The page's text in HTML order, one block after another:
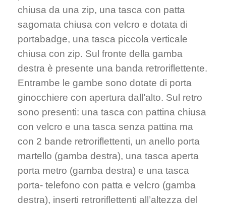
chiusa da una zip, una tasca con patta
sagomata chiusa con velcro e dotata di
portabadge, una tasca piccola verticale
chiusa con zip. Sul fronte della gamba
destra è presente una banda retroriflettente.
Entrambe le gambe sono dotate di porta
ginocchiere con apertura dall’alto. Sul retro
sono presenti: una tasca con pattina chiusa
con velcro e una tasca senza pattina ma
con 2 bande retroriflettenti, un anello porta
martello (gamba destra), una tasca aperta
porta metro (gamba destra) e una tasca
porta- telefono con patta e velcro (gamba
destra), inserti retroriflettenti all’altezza del